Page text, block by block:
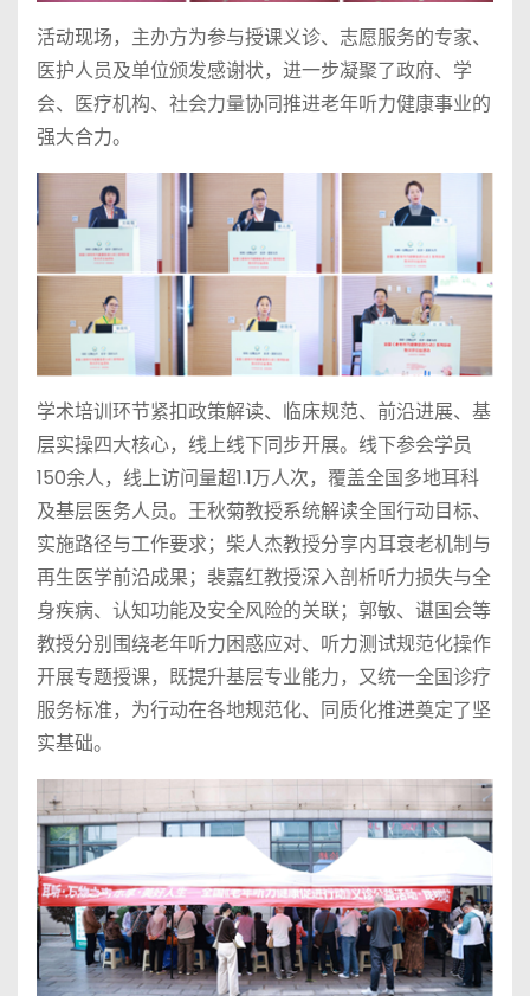
活动现场，主办方为参与授课义诊、志愿服务的专家、
医护人员及单位颁发感谢状，进一步凝聚了政府、学
会、医疗机构、社会力量协同推进老年听力健康事业的
强大合力。
学术培训环节紧扣政策解读、临床规范、前沿进展、基
层实操四大核心，线上线下同步开展。线下参会学员
150余人，线上访问量超1.1万人次，覆盖全国多地耳科
及基层医务人员。王秋菊教授系统解读全国行动目标、
实施路径与工作要求；柴人杰教授分享内耳衰老机制与
再生医学前沿成果；裴嘉红教授深入剖析听力损失与全
身疾病、认知功能及安全风险的关联；郭敏、谌国会等
教授分别围绕老年听力困惑应对、听力测试规范化操作
开展专题授课，既提升基层专业能力，又统一全国诊疗
服务标准，为行动在各地规范化、同质化推进奠定了坚
实基础。